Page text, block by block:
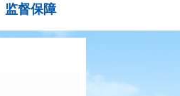
监督保障